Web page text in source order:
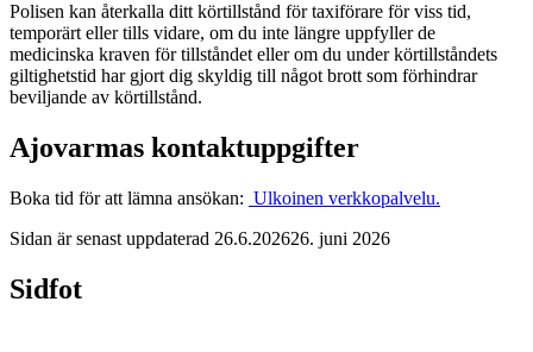
Polisen kan återkalla ditt körtillstånd för taxiförare för viss tid,
temporärt eller tills vidare, om du inte längre uppfyller de
medicinska kraven för tillståndet eller om du under körtillståndets
giltighetstid har gjort dig skyldig till något brott som förhindrar
beviljande av körtillstånd.
Ajovarmas kontaktuppgifter
Boka tid för att lämna ansökan: Ulkoinen verkkopalvelu.
Sidan är senast uppdaterad 26.6.202626. juni 2026
Sidfot